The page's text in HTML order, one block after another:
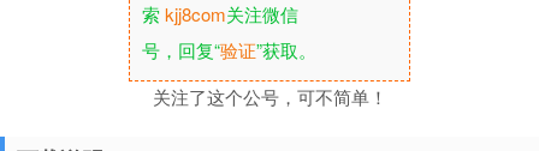
索kjj8com关注微信
号，回复“验证”获取。
关注了这个公号，可不简单！